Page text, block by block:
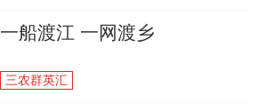
一船渡江 一网渡乡
三农群英汇